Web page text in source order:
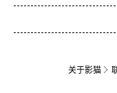
关于影猫